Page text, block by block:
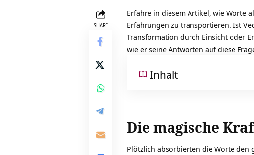
SHARE
Erfahre in diesem Artikel, wie Worte
Erfahrungen zu transportieren. Ist
Transformation durch Einsicht oder
wie er seine Antworten auf diese
Inhalt
Die magische
Plötzlich absorbierten die Worte den